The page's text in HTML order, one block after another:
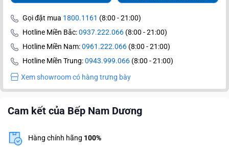
Gọi đặt mua 1800.1161 (8:00 - 21:00)
Hotline Miền Bắc:0937.222.066 (8:00 - 21:00)
Hotline Miền Nam:0961.222.066 (8:00 - 21:00)
Hotline Miền Trung:0943.999.066 (8:00 - 21:00)
Xem showroom có hàng trưng bày
Cam kết của Bếp Nam Dương
Hàng chính hãng 100%